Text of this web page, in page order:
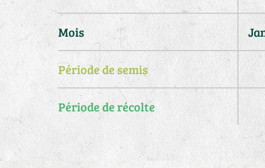
Mois
Période de semis
Période de récolte